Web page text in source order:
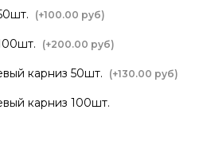
(+100.00 руб)
(+200.00 руб)
карниз 50шт. (+130.00 руб)
карниз 100шт.